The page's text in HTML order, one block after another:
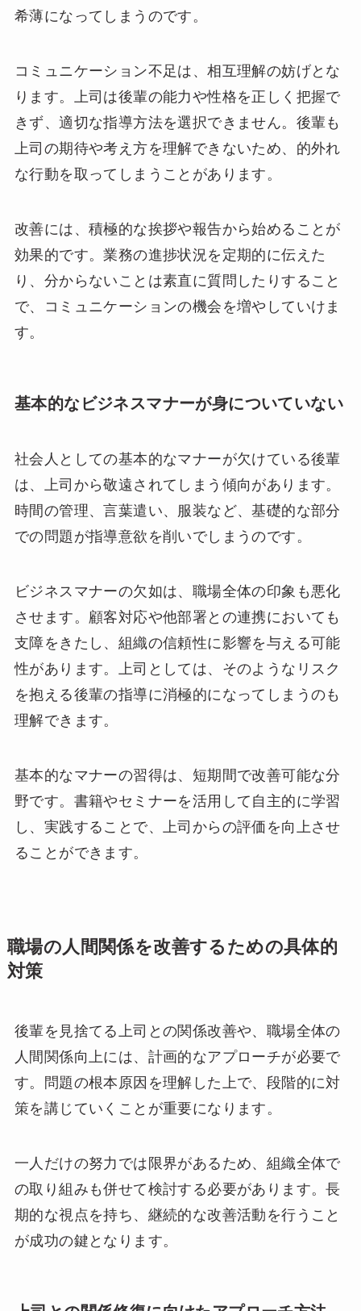
希薄になってしまうのです。
コミュニケーション不足は、相互理解の妨げとな
ります。上司は後輩の能力や性格を正しく把握で
きず、適切な指導方法を選択できません。後輩も
上司の期待や考え方を理解できないため、的外れ
な行動を取ってしまうことがあります。
改善には、積極的な挨拶や報告から始めることが
効果的です。業務の進捗状況を定期的に伝えた
り、分からないことは素直に質問したりすること
で、コミュニケーションの機会を増やしていけま
す。
基本的なビジネスマナーが身についていない
社会人としての基本的なマナーが欠けている後輩
は、上司から敬遠されてしまう傾向があります。
時間の管理、言葉遣い、服装など、基礎的な部分
での問題が指導意欲を削いでしまうのです。
ビジネスマナーの欠如は、職場全体の印象も悪化
させます。顧客対応や他部署との連携においても
支障をきたし、組織の信頼性に影響を与える可能
性があります。上司としては、そのようなリスク
を抱える後輩の指導に消極的になってしまうのも
理解できます。
基本的なマナーの習得は、短期間で改善可能な分
野です。書籍やセミナーを活用して自主的に学習
し、実践することで、上司からの評価を向上させ
ることができます。
職場の人間関係を改善するための具体的
対策
後輩を見捨てる上司との関係改善や、職場全体の
人間関係向上には、計画的なアプローチが必要で
す。問題の根本原因を理解した上で、段階的に対
策を講じていくことが重要になります。
一人だけの努力では限界があるため、組織全体で
の取り組みも併せて検討する必要があります。長
期的な視点を持ち、継続的な改善活動を行うこと
が成功の鍵となります。